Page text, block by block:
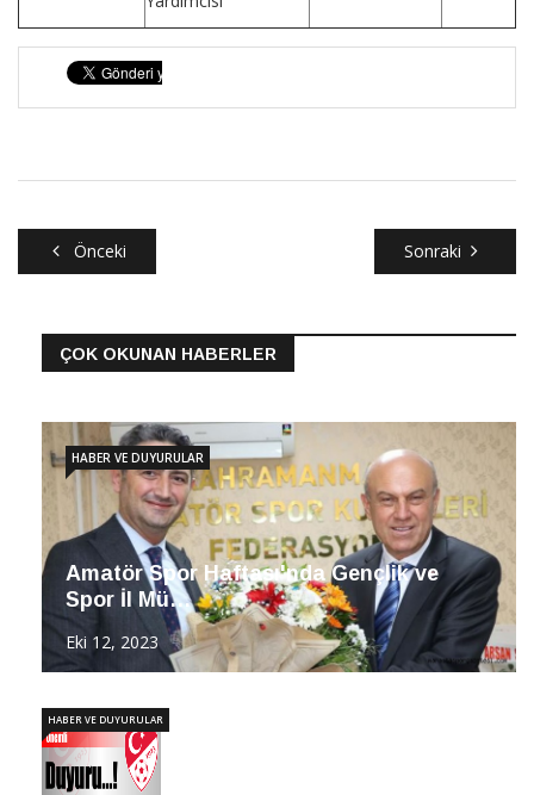
Önceki Sonraki
ÇOK OKUNAN HABERLER
Amatör Spor Haftası'nda Gençlik ve
Spor İl Mü…
Eki 12, 2023
HABER VE DUYURULAR
HABER VE DUYURULAR